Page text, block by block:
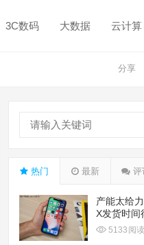
3C数码 大数据 云计算
热门 最新 评
产能太给
X发货时间
5133 阅读